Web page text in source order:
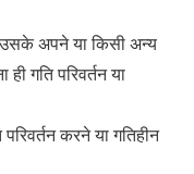
उसके अपने या किसी अन्य
ही गति परिवर्तन या
करने या गतिहीन